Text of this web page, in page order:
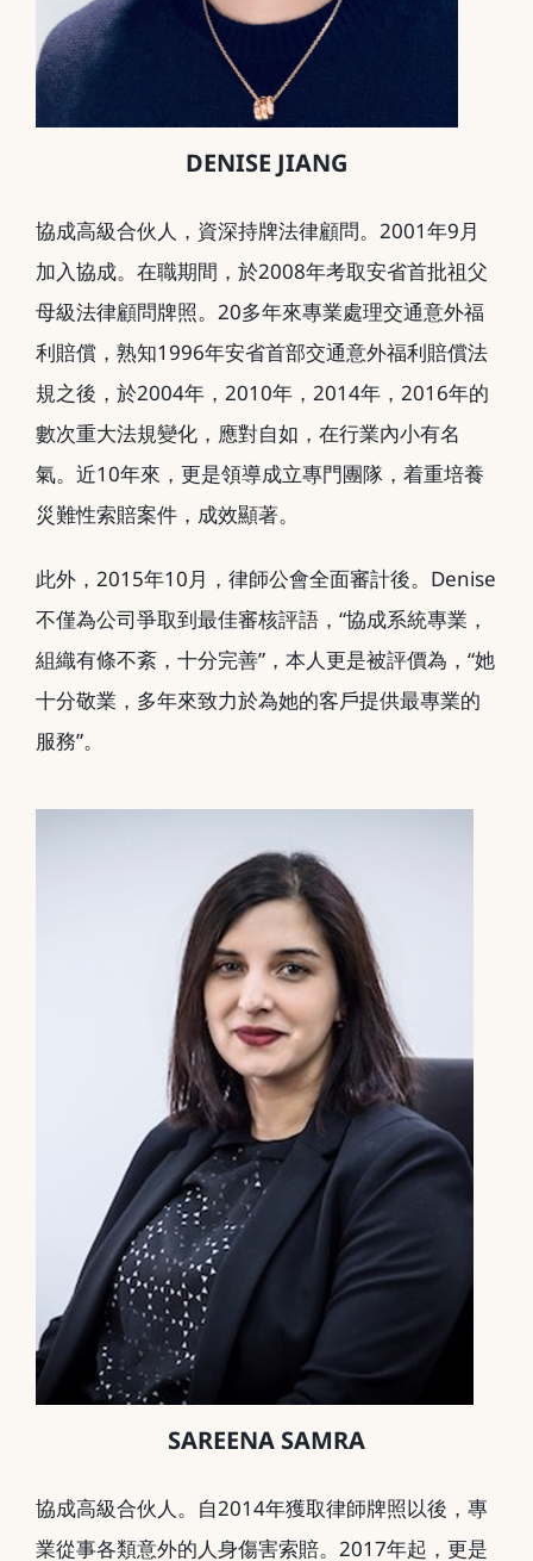
DENISE JIANG
協成高級合伙人，資深持牌法律顧問。2001年9月
加入協成。在職期間，於2008年考取安省首批祖父
母級法律顧問牌照。20多年來專業處理交通意外福
利賠償，熟知1996年安省首部交通意外福利賠償法
規之後，於2004年，2010年，2014年，2016年的
數次重大法規變化，應對自如，在行業內小有名
氣。近10年來，更是領導成立專門團隊，着重培養
災難性索賠案件，成效顯著。
此外，2015年10月，律師公會全面審計後。Denise
不僅為公司爭取到最佳審核評語，“協成系統專業，
組織有條不紊，十分完善”，本人更是被評價為，“她
十分敬業，多年來致力於為她的客戶提供最專業的
服務”。
SAREENA SAMRA
協成高級合伙人。自2014年獲取律師牌照以後，專
業從事各類意外的人身傷害索賠。2017年起，更是